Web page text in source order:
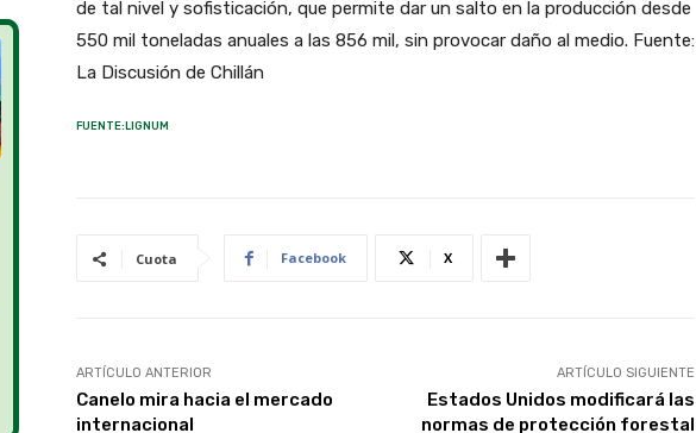
de tal nivel y sofisticación, que permite dar un salto en la producción desde
550 mil toneladas anuales a las 856 mil, sin provocar daño al medio. Fuente:
La Discusión de Chillán
FUENTE:LIGNUM
Cuota Facebook X
ARTÍCULO ANTERIOR
Canelo mira hacia el mercado
internacional
ARTÍCULO SIGUIENTE
Estados Unidos modificará las
normas de protección forestal